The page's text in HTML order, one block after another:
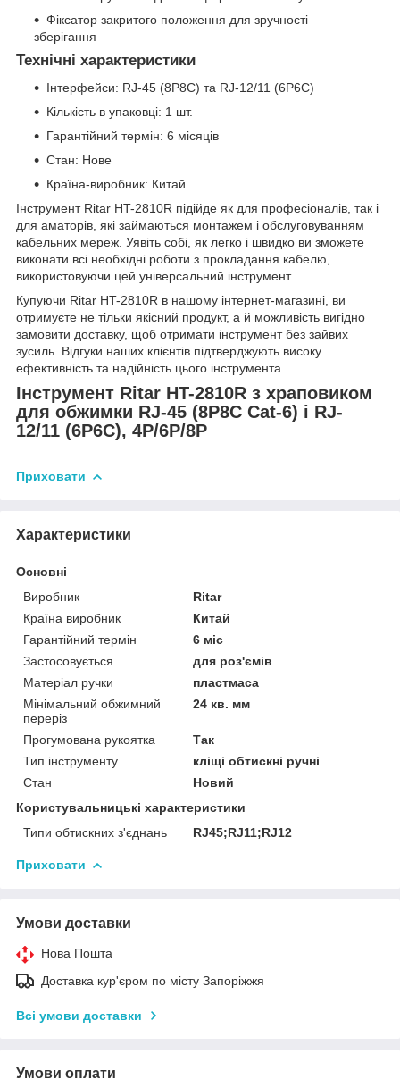
Фіксатор закритого положення для зручності
зберігання
Технічні характеристики
Інтерфейси: RJ-45 (8P8C) та RJ-12/11 (6P6C)
Кількість в упаковці: 1 шт.
Гарантійний термін: 6 місяців
Стан: Нове
Країна-виробник: Китай
Інструмент Ritar HT-2810R підійде як для професіоналів, так і
для аматорів, які займаються монтажем і обслуговуванням
кабельних мереж. Уявіть собі, як легко і швидко ви зможете
виконати всі необхідні роботи з прокладання кабелю,
використовуючи цей універсальний інструмент.
Купуючи Ritar HT-2810R в нашому інтернет-магазині, ви
отримуєте не тільки якісний продукт, а й можливість вигідно
замовити доставку, щоб отримати інструмент без зайвих
зусиль. Відгуки наших клієнтів підтверджують високу
ефективність та надійність цього інструмента.
Інструмент Ritar HT-2810R з храповиком
для обжимки RJ-45 (8P8C Cat-6) і RJ-
12/11 (6P6C), 4P/6P/8P
Приховати
Характеристики
Основні
Виробник
Ritar
Країна виробник
Китай
Гарантійний термін
6 міс
Застосовується
для роз'ємів
Матеріал ручки
пластмаса
Мінімальний обжимний
переріз
24 кв. мм
Прогумована рукоятка
Так
Тип інструменту
кліщі обтискні ручні
Стан
Новий
Користувальницькі характеристики
Типи обтискних з'єднань
RJ45;RJ11;RJ12
Приховати
Умови доставки
Нова Пошта
Доставка кур'єром по місту Запоріжжя
Всі умови доставки
Умови оплати